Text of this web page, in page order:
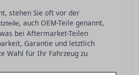
stehen Sie oft vor der
, auch OEM-Teile genannt,
bei Aftermarket-Teilen
Garantie und letztlich
Wahl für Ihr Fahrzeug zu